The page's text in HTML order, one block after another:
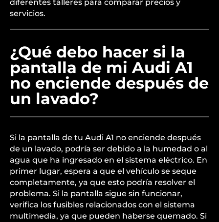
diferentes talleres para comparar precios y
servicios.
¿Qué debo hacer si la
pantalla de mi Audi A1
no enciende después de
un lavado?
Si la pantalla de tu Audi A1 no enciende después
de un lavado, podría ser debido a la humedad o al
agua que ha ingresado en el sistema eléctrico. En
primer lugar, espera a que el vehículo se seque
completamente, ya que esto podría resolver el
problema. Si la pantalla sigue sin funcionar,
verifica los fusibles relacionados con el sistema
multimedia, ya que pueden haberse quemado. Si